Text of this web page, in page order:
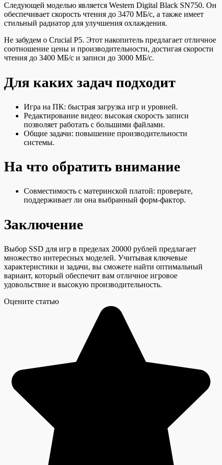
Следующей моделью является Western Digital Black SN750. Он
обеспечивает скорость чтения до 3470 МБ/с, а также имеет
стильный радиатор для улучшения охлаждения.
Не забудем о Crucial P5. Этот накопитель предлагает отличное
соотношение цены и производительности, достигая скорости
чтения до 3400 МБ/с и записи до 3000 МБ/с.
Для каких задач подходит
Игра на ПК: быстрая загрузка игр и уровней.
Редактирование видео: высокая скорость записи
позволяет работать с большими файлами.
Общие задачи: повышение производительности
системы.
На что обратить внимание
Совместимость с материнской платой: проверьте,
поддерживает ли она выбранный форм-фактор.
Заключение
Выбор SSD для игр в пределах 20000 рублей предлагает
множество интересных моделей. Учитывая ключевые
характеристики и задачи, вы сможете найти оптимальный
вариант, который обеспечит вам отличное игровое
удовольствие и высокую производительность.
Оцените статью